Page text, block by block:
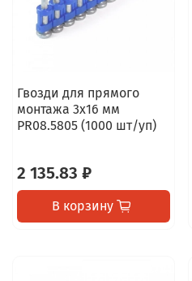
Гвозди для прямого
монтажа 3х16 мм
PR08.5805 (1000 шт/уп)
2 135.83 ₽
В корзину